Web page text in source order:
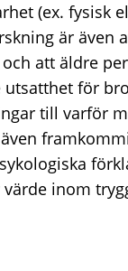
(ex. fysisk
är även
att äldre
för
till varför
inom